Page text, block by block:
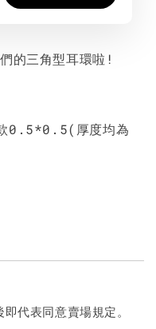
的三角型耳環啦!
0.5*0.5(厚度均為
代表同意賣場規定。